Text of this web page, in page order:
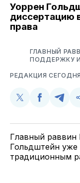
Уоррен
диссертацию
права
ГЛАВНЫЙ
ПОДДЕРЖКУ
РЕДАКЦИЯ СЕГОДНЯ
Поделиться
TwitterFacebook
Главный
Гольдштейн уже
традиционным